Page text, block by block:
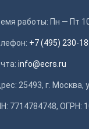
работы: Пн — Пт
+7 (495) 230-
info@ecrs.ru
25493, г. Москва,
7714784748, ОГРН: